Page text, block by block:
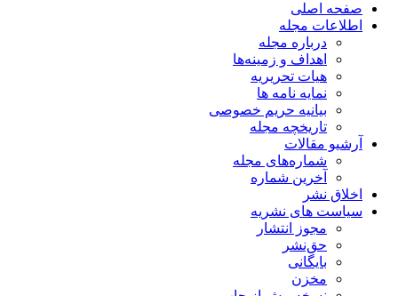
صفحه اصلی
اطلاعات مجله
درباره مجله
اهداف و زمینه‌ها
هیات تحریریه
نمایه نامه ها
بیانیه حریم خصوصی
تاریخچه مجله
آرشیو مقالات
شماره‌های مجله
آخرین شماره
اخلاق نشر
سیاست های نشریه
مجوز انتشار
حق‌نشر
بایگانی
مخزن